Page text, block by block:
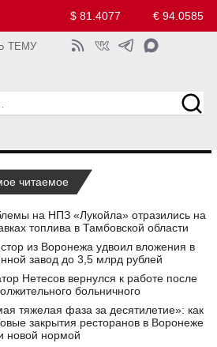
$ 81.4077 € 94.0585
ТЕМУ
читаемое
на НПЗ «Лукойла» отразились на
топлива в Тамбовской области
из Воронежа удвоил вложения в
завод до 3,5 млрд рублей
Нетесов вернулся к работе после
больничного
тяжелая фаза за десятилетие»: как
закрытия ресторанов в Воронеже
новой нормой